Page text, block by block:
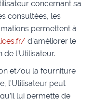
concernant sa
consultées, les
permettent à
d’améliorer le
l’Utilisateur.
et/ou la fourniture
l’Utilisateur peut
lui permette de